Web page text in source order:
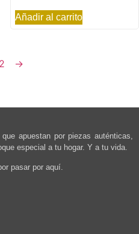
Añadir al carrito
2 →
apuestan por piezas auténticas,
especial a tu hogar. Y a tu vida.
pasar por aquí.